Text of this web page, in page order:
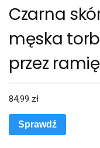
Czarna
męska
przez
84,99 zł
Sprawdź